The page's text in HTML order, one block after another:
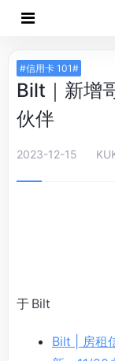
#信用卡 101#
Bilt｜新增
伙伴
2023-12-15
于 Bilt
Bilt | 房租